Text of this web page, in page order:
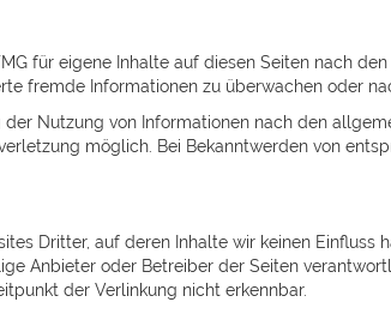
für eigene Inhalte auf diesen Seiten nach
fremde Informationen zu überwachen oder
Nutzung von Informationen nach den
möglich. Bei Bekanntwerden von
Dritter, auf deren Inhalte wir keinen
Anbieter oder Betreiber der Seiten
der Verlinkung nicht erkennbar.